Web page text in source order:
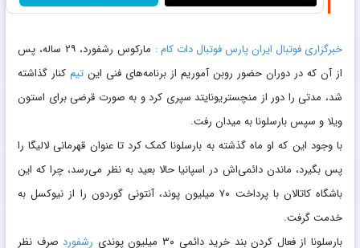
خبرگزاری فوتبال ایران پارس فوتبال دات کام :
مارکوس رشفورد، ۲۹ ساله، پس
از آن که در دوران حضور روبن آموریم از برنامه‌های فنی این تیم کنار گذاشته
شد، مدتی را دور از منچستریونایتد سپری کرد و به‌ صورت قرضی برای استون
ویلا و سپس بارسلونا به میدان رفت.
با وجود این که او ماه گذشته به بارسلونا کمک کرد تا عنوان قهرمانی لالیگا را
پس بگیرد، ماندن دائمی‌اش در اسپانیا حالا بعید به نظر می‌رسد، چرا که این
باشگاه کاتالان با پرداخت ۷۰ میلیون پوند، آنتونی گوردون را از نیوکسل به
خدمت گرفت.
بارسلونا از فعال کردن بند خرید دائمی ۳۰ میلیون پوندی
رشفوردصرف‌ نظر